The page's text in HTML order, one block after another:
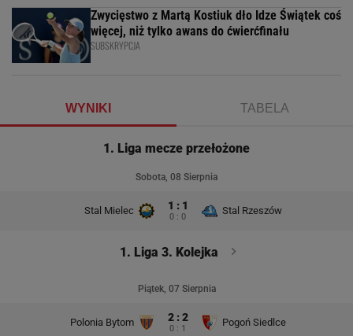
Zwycięstwo z Martą Kostiuk dło Idze Świątek coś
więcej, niż tylko awans do ćwierćfinału
SUBSKRYPCJA
WYNIKI TABELA
1. Liga mecze przełożone
Sobota, 08 Sierpnia
Stal Mielec 1 : 1
0 : 0
Stal Rzeszów
1. Liga 3. Kolejka
Piątek, 07 Sierpnia
Polonia Bytom 2 : 2
0 : 1
Pogoń Siedlce